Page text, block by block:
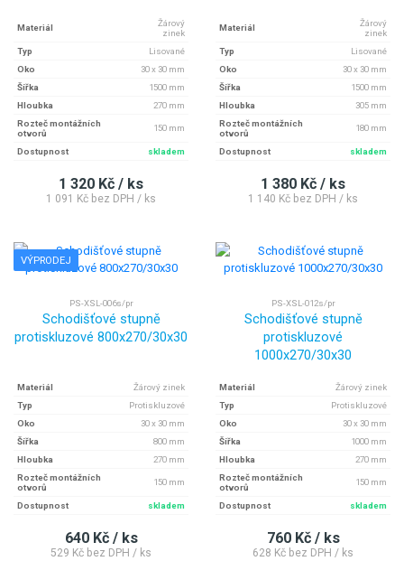
Materiál
Žárový
zinek
Typ
Lisované
Oko
30 x 30 mm
Šířka
1500 mm
Hloubka
270 mm
Rozteč montážních
otvorů
150 mm
Dostupnost skladem
1 320 Kč / ks
1 091 Kč bez DPH / ks
Materiál
Žárový
zinek
Typ
Lisované
Oko
30 x 30 mm
Šířka
1500 mm
Hloubka
305 mm
Rozteč montážních
otvorů
180 mm
Dostupnost skladem
1 380 Kč / ks
1 140 Kč bez DPH / ks
VÝPRODEJ
PS-XSL-006s/pr
Schodišťové stupně
protiskluzové 800x270/30x30
Materiál
Žárový zinek
Typ
Protiskluzové
Oko
30 x 30 mm
Šířka
800 mm
Hloubka
270 mm
Rozteč montážních
otvorů
150 mm
Dostupnost skladem
640 Kč / ks
529 Kč bez DPH / ks
PS-XSL-012s/pr
Schodišťové stupně
protiskluzové
1000x270/30x30
Materiál
Žárový zinek
Typ
Protiskluzové
Oko
30 x 30 mm
Šířka
1000 mm
Hloubka
270 mm
Rozteč montážních
otvorů
150 mm
Dostupnost skladem
760 Kč / ks
628 Kč bez DPH / ks